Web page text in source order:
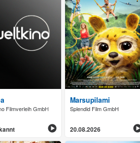
Filmverleih GmbH
Marsupilami
Splendid Film GmbH
20.08.2026